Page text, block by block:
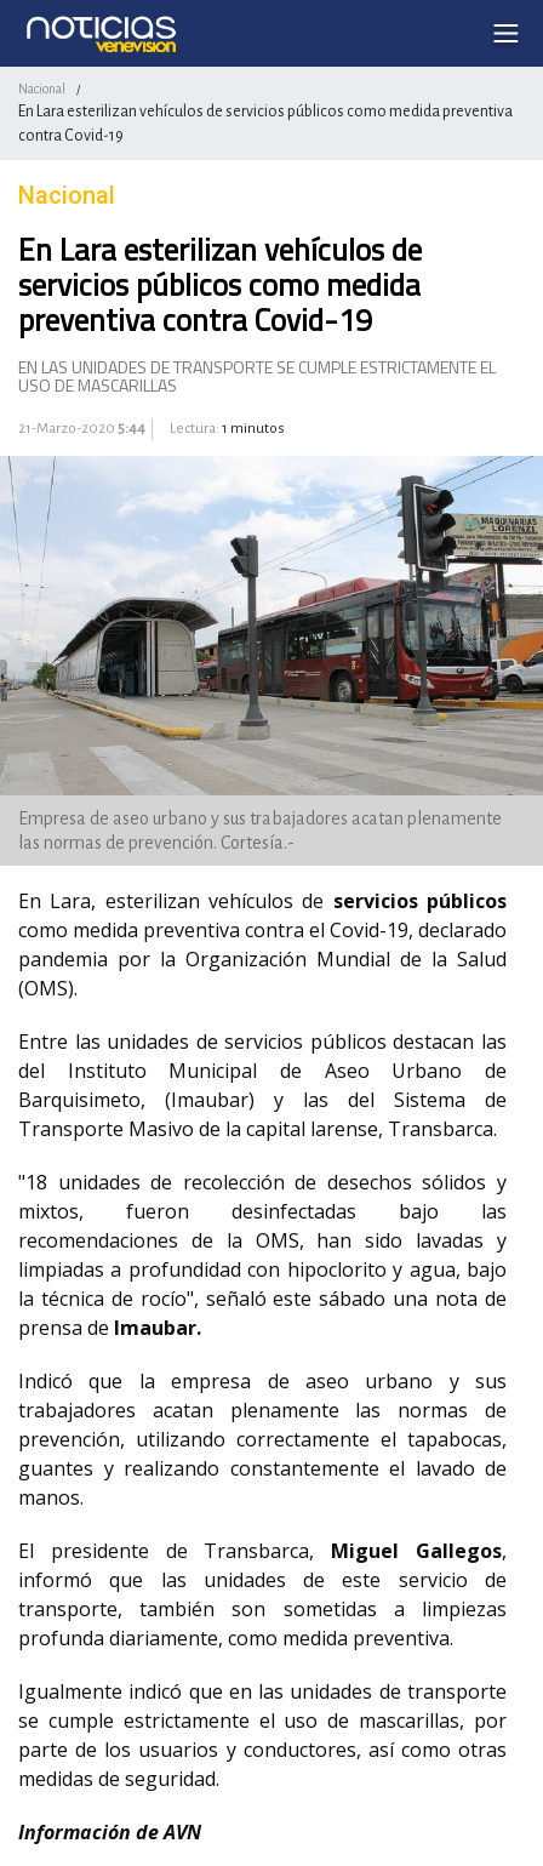
Nacional /
En Lara esterilizan vehículos de servicios públicos como medida preventiva
contra Covid-19
Nacional
En Lara esterilizan vehículos de
servicios públicos como medida
preventiva contra Covid-19
EN LAS UNIDADES DE TRANSPORTE SE CUMPLE ESTRICTAMENTE EL
USO DE MASCARILLAS
21-Marzo-2020 5:44 Lectura: 1 minutos
Empresa de aseo urbano y sus trabajadores acatan plenamente
las normas de prevención. Cortesía.-
En Lara, esterilizan vehículos de servicios públicos
como medida preventiva contra el Covid-19, declarado
pandemia por la Organización Mundial de la Salud
(OMS).
Entre las unidades de servicios públicos destacan las
del Instituto Municipal de Aseo Urbano de
Barquisimeto, (Imaubar) y las del Sistema de
Transporte Masivo de la capital larense, Transbarca.
"18 unidades de recolección de desechos sólidos y
mixtos, fueron desinfectadas bajo las
recomendaciones de la OMS, han sido lavadas y
limpiadas a profundidad con hipoclorito y agua, bajo
la técnica de rocío", señaló este sábado una nota de
prensa de Imaubar.
Indicó que la empresa de aseo urbano y sus
trabajadores acatan plenamente las normas de
prevención, utilizando correctamente el tapabocas,
guantes y realizando constantemente el lavado de
manos.
El presidente de Transbarca, Miguel Gallegos,
informó que las unidades de este servicio de
transporte, también son sometidas a limpiezas
profunda diariamente, como medida preventiva.
Igualmente indicó que en las unidades de transporte
se cumple estrictamente el uso de mascarillas, por
parte de los usuarios y conductores, así como otras
medidas de seguridad.
Información de AVN